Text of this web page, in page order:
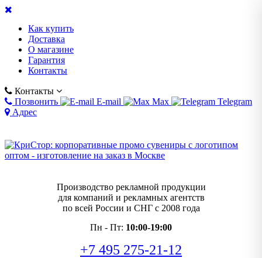
Как купить
Доставка
О магазине
Гарантия
Контакты
Контакты
Позвонить
E-mail Max
Telegram
Адрес
Производство рекламной продукции
для компаний и рекламных агентств
по всей России и СНГ с 2008 года
Пн - Пт: 10:00-19:00
+7 495 275-21-12